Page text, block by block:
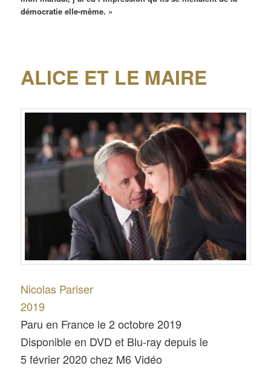
démocratie elle-même. »
ALICE ET LE MAIRE
Nicolas Pariser
2019
Paru en France le 2 octobre 2019
Disponible en DVD et Blu-ray depuis le
5 février 2020 chez M6 Vidéo